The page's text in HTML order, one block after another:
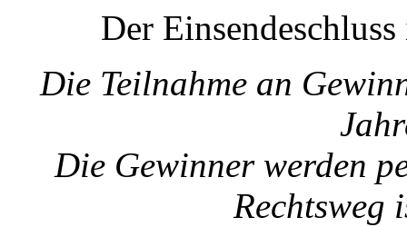
Der
Die Teilnahme an
Die Gewinner werden
Rechtsweg